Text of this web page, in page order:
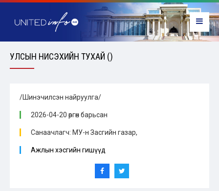
УЛСЫН НИСЭХИЙН ТУХАЙ ()
/Шинэчилсэн найруулга/
2026-04-20 өргөн барьсан
Санаачлагч: МУ-н Засгийн газар,
Ажлын хэсгийн гишүүд